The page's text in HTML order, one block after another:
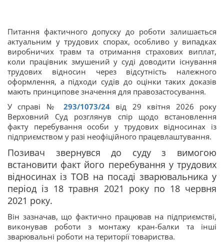
Питання фактичного допуску до роботи залишається
актуальним у трудових спорах, особливо у випадках
виробничих травм та отримання страхових виплат,
коли працівник змушений у суді доводити існування
трудових відносин через відсутність належного
оформлення, а підходи судів до оцінки таких доказів
мають принципове значення для правозастосування.
У справі № 293/1073/24від 29 квітня 2026 року
Верховний Суд розглянув спір щодо встановлення
факту перебування особи у трудових відносинах із
підприємством у разі неофіційного працевлаштування.
Позивач звернувся до суду з вимогою
встановити факт його перебування у трудових
відносинах із ТОВ на посаді зварювальника у
період із 18 травня 2021 року по 18 червня
2021 року.
Він зазначав, що фактично працював на підприємстві,
виконував роботи з монтажу кран-балки та інші
зварювальні роботи на території товариства.